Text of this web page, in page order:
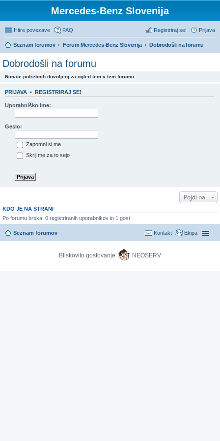
Mercedes-Benz Slovenija
Hitre povezave FAQ Prijava
Registriraj se!
Seznam forumov Forum Mercedes-Benz Slovenija Dobrodošli na forumu
Dobrodošli na forumu
Nimate potrebnih dovoljenj za ogled tem v tem forumu.
PRIJAVA • REGISTRIRAJ SE!
Uporabniško ime:
Geslo:
Zapomni si me
Skrij me za to sejo
Pojdi na
KDO JE NA STRANI
Po forumu brska: 0 registriranih uporabnikov in 1 gost
Seznam forumov Ekipa
Kontakt
Bliskovito gostovanje NEOSERV